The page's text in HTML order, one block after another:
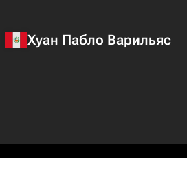
Хуан Пабло Варильяс